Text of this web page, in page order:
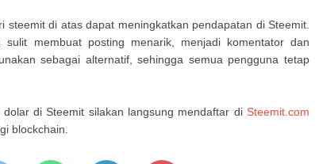
steemit di atas dapat meningkatkan pendapatan di Steemit.
membuat posting menarik, menjadi komentator dan
sebagai alternatif, sehingga semua pengguna tetap
di Steemit silakan langsung mendaftar di Steemit.com
blockchain.